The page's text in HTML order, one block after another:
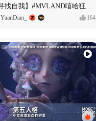
【寻找自我】#MVLAND嘻哈狂欢派对
YuanDian_ 164